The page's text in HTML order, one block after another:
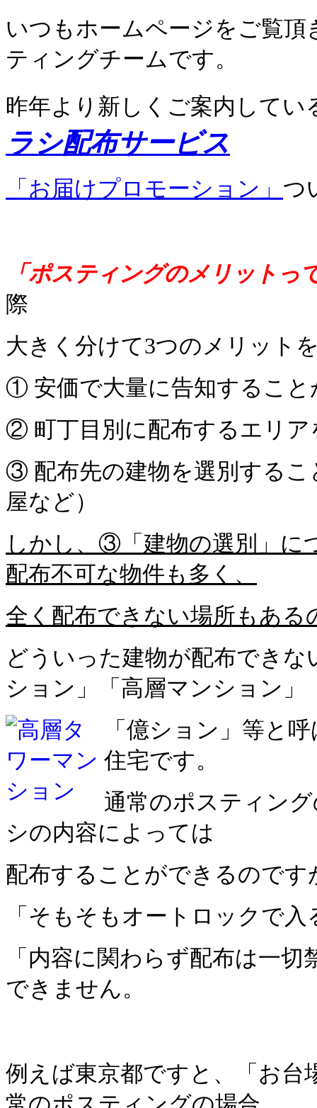
いつもホームページをご覧
ティングチームです。
昨年より新しくご案内してい
ラシ配布サービス
「お届けプロモーション」 つ
「ポスティングのメリットっ
際
大きく分けて3つの メリット
① 安価で大量に告知すること
② 町丁目別に配布するエリ
③ 配布先の建物を選別するこ
屋など）
しかし、③「建物の選別」に
配布不可な物件も多く、
全く配布できない場所もある
どういった建物が配布でき
ション」「高層マンション」
「億ション」等と
住宅です。
通常のポスティン
シの内容によっては
配布することができるのです
「そもそもオートロックで
「内容に関わらず配布は一切
できません。
例えば東京都ですと、「お台